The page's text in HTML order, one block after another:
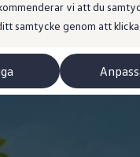
vi att du
samtycke genom att klicka